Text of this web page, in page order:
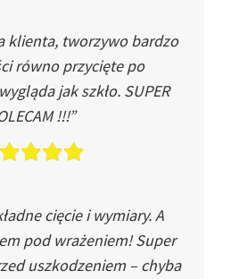
klienta, tworzywo bardzo
równo przycięte po
jak szkło. SUPER
!!!”
cięcie i wymiary. A
pod wrażeniem! Super
uszkodzeniem – chyba